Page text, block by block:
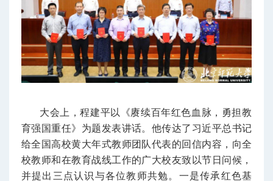
大会上，程建平以《赓续百年红色血脉，勇担教
育强国重任》为题发表讲话。他传达了习近平总书记
给全国高校黄大年式教师团队代表的回信内容，向全
校教师和在教育战线工作的广大校友致以节日问候，
并提出三点认识与各位教师共勉。 一是传承红色基